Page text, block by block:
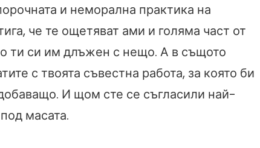
и неморална практика на
че те ощетяват ами и голяма част от
ти си им длъжен с нещо. А в същото
с твоята съвестна работа, за която би
И щом сте се съгласили най-
масата.